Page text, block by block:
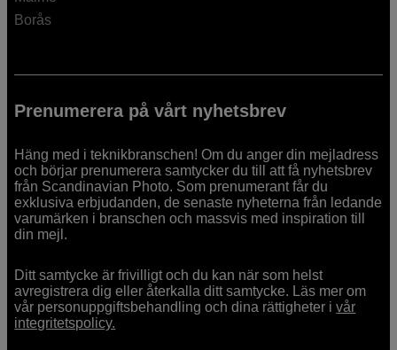
Borås
Prenumerera på vårt nyhetsbrev
Häng med i teknikbranschen! Om du anger din mejladress
och börjar prenumerera samtycker du till att få nyhetsbrev
från Scandinavian Photo. Som prenumerant får du
exklusiva erbjudanden, de senaste nyheterna från ledande
varumärken i branschen och massvis med inspiration till
din mejl.
Ditt samtycke är frivilligt och du kan när som helst
avregistrera dig eller återkalla ditt samtycke. Läs mer om
vår personuppgiftsbehandling och dina rättigheter ivår
integritetspolicy.